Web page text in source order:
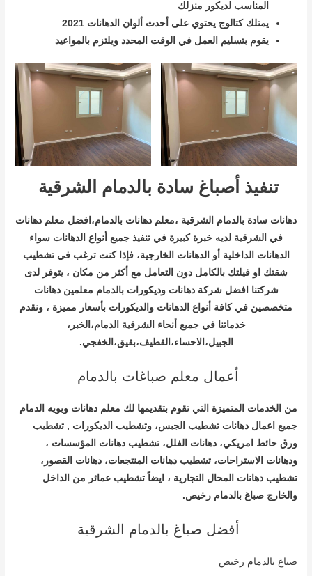
المناسب لديكور منزلك
يمتلك كتالوج يحتوي على أحدث ألوان الدهانات 2021
يقوم بتسليم العمل في الوقت المحدد ويلتزم بالمواعيد
تنفيذ أصباغ سادة بالدمام الشرقية
دهانات سادة بالدمام الشرقية ،معلم دهانات بالدمام،افضل معلم دهانات
في الشرقية لديه خبرة كبيرة في تنفيذ جميع أنواع الدهانات سواء
الدهانات الداخلية أو الدهانات الخارجية، فإذا كنت ترغب في تشطيب
شقتك او فيلتك بالكامل دون التعامل مع أكثر من مكان ، يتوفر لدى
شركتنا افضل شركة دهانات وديكورات بالدمام معلمين دهانات
متخصصين في كافة أنواع الدهانات والديكورات بأسعار مميزة ، ونقدم
خدماتنا في جميع أنحاء الشرقية الدمام،الخبر،
الجبيل،الاحساء،القطيف،بقيق،الخفجي.
أعمال معلم صباغات بالدمام
من الخدمات المتميزة التي تقوم بتقديمها لك معلم دهانات وبويه الدمام
جميع اعمال دهانات تشطيب الجبس، وتشطيب الديكورات , تشطيب
ورق حائط امريكي، دهانات الفلل، تشطيب دهانات المؤسسات ،
ودهانات الاستراحات، تشطيب دهانات المنتجعات، دهانات القصور،
تشطيب دهانات المحال التجارية ، ايضاً تشطيب عمائر من الداخل
والخارج صباغ بالدمام رخيص.
أفضل صباغ بالدمام الشرقية
صباغ بالدمام رخيص